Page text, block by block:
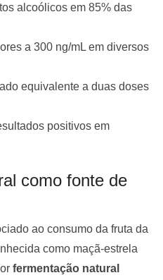
alcoólicos em 85% das
a 300 ng/mL em diversos
equivalente a duas doses
positivos em
como fonte de
ao consumo da fruta da
como maçã-estrela
fermentação natural